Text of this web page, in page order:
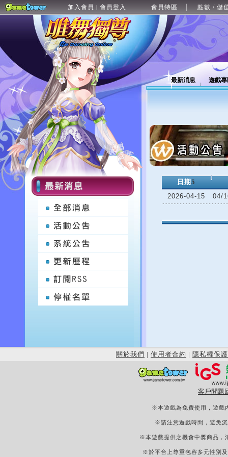
加入會員 | 會員登入 會員特區 點數 / 儲
最新消息 遊戲
日期 5
2026-04-15
04/
關於我們 | 使用者合約 | 隱私權保護
客戶問題
※本遊戲為免費使用，遊戲
※請注意遊戲時間，避免
※本遊戲提供之機會中獎商品，
※於平台上尊重包容多元性別